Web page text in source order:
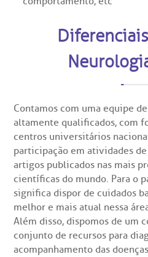
Clínica Medicina da
Saiba mais
Endereço:
R. Colômbia, 332
CEP: 01438-000 | Jardim Paulista
São Paulo - SP
de Bioética
de órgãos
de cuidado
e perdidos
Contamos com umaequipe
altamente qualificados, com
centros universitários
participação em atividades
artigos publicados nas mais
científicas do mundo. Para o
significa dispor de cuidados
melhor e mais atual nessa
Além disso, dispomos de um
conjunto de recursos para
acompanhamento das